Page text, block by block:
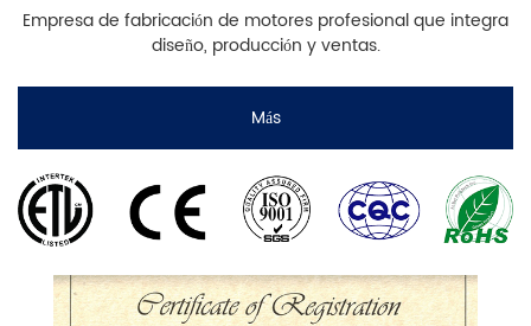
Empresa de fabricación de motores profesional que integra
diseño, producción y ventas.
Más